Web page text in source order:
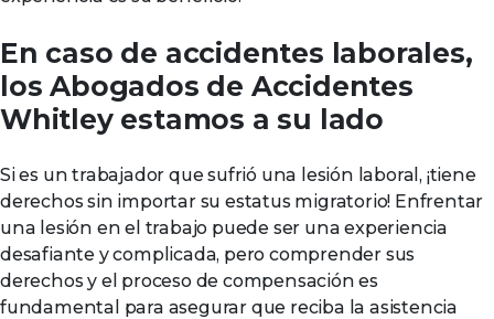
En caso de accidentes laborales,
los Abogados de Accidentes
Whitley estamos a su lado
Si es un trabajador que sufrió una lesión laboral, ¡tiene
derechos sin importar su estatus migratorio! Enfrentar
una lesión en el trabajo puede ser una experiencia
desafiante y complicada, pero comprender sus
derechos y el proceso de compensación es
fundamental para asegurar que reciba la asistencia